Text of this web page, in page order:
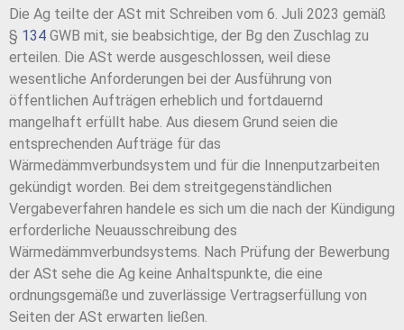
Die Ag teilte der ASt mit Schreiben vom 6. Juli 2023 gemäß
§ 134 GWB mit, sie beabsichtige, der Bg den Zuschlag zu
erteilen. Die ASt werde ausgeschlossen, weil diese
wesentliche Anforderungen bei der Ausführung von
öffentlichen Aufträgen erheblich und fortdauernd
mangelhaft erfüllt habe. Aus diesem Grund seien die
entsprechenden Aufträge für das
Wärmedämmverbundsystem und für die Innenputzarbeiten
gekündigt worden. Bei dem streitgegenständlichen
Vergabeverfahren handele es sich um die nach der Kündigung
erforderliche Neuausschreibung des
Wärmedämmverbundsystems. Nach Prüfung der Bewerbung
der ASt sehe die Ag keine Anhaltspunkte, die eine
ordnungsgemäße und zuverlässige Vertragserfüllung von
Seiten der ASt erwarten ließen.